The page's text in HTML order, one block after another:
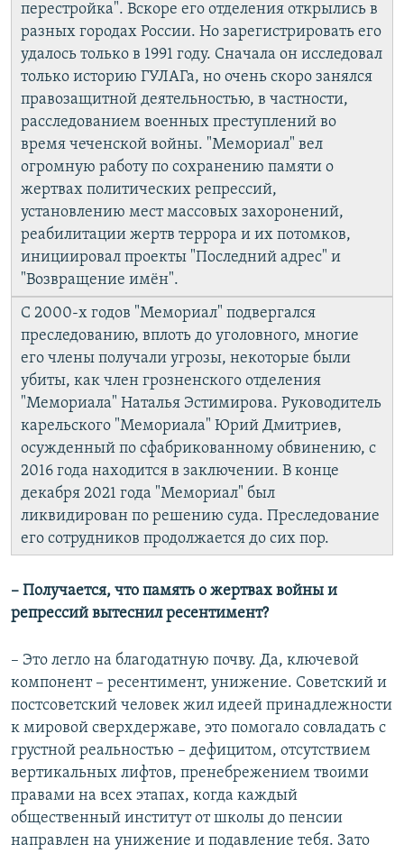
перестройка". Вскоре его отделения открылись в
разных городах России. Но зарегистрировать его
удалось только в 1991 году. Сначала он исследовал
только историю ГУЛАГа, но очень скоро занялся
правозащитной деятельностью, в частности,
расследованием военных преступлений во
время чеченской войны. "Мемориал" вел
огромную работу по сохранению памяти о
жертвах политических репрессий,
установлению мест массовых захоронений,
реабилитации жертв террора и их потомков,
инициировал проекты "Последний адрес" и
"Возвращение имён".
С 2000-х годов "Мемориал" подвергался
преследованию, вплоть до уголовного, многие
его члены получали угрозы, некоторые были
убиты, как член грозненского отделения
"Мемориала" Наталья Эстимирова. Руководитель
карельского "Мемориала" Юрий Дмитриев,
осужденный по сфабрикованному обвинению, с
2016 года находится в заключении. В конце
декабря 2021 года "Мемориал" был
ликвидирован по решению суда. Преследование
его сотрудников продолжается до сих пор.
– Получается, что память о жертвах войны и
репрессий вытеснил ресентимент?
– Это легло на благодатную почву. Да, ключевой
компонент – ресентимент, унижение. Советский и
постсоветский человек жил идеей принадлежности
к мировой сверхдержаве, это помогало совладать с
грустной реальностью – дефицитом, отсутствием
вертикальных лифтов, пренебрежением твоими
правами на всех этапах, когда каждый
общественный институт от школы до пенсии
направлен на унижение и подавление тебя. Зато